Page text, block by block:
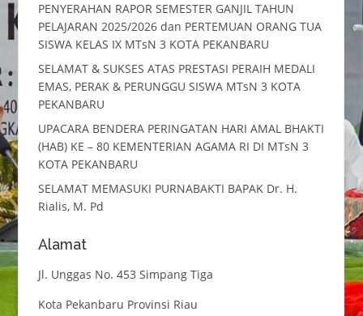
PENYERAHAN RAPOR SEMESTER GANJIL TAHUN
PELAJARAN 2025/2026 dan PERTEMUAN ORANG TUA
SISWA KELAS IX MTsN 3 KOTA PEKANBARU
SELAMAT & SUKSES ATAS PRESTASI PERAIH MEDALI
EMAS, PERAK & PERUNGGU SISWA MTsN 3 KOTA
PEKANBARU
UPACARA BENDERA PERINGATAN HARI AMAL BHAKTI
(HAB) KE – 80 KEMENTERIAN AGAMA RI DI MTsN 3
KOTA PEKANBARU
SELAMAT MEMASUKI PURNABAKTI BAPAK Dr. H.
Rialis, M. Pd
Alamat
Jl. Unggas No. 453 Simpang Tiga
Kota Pekanbaru Provinsi Riau